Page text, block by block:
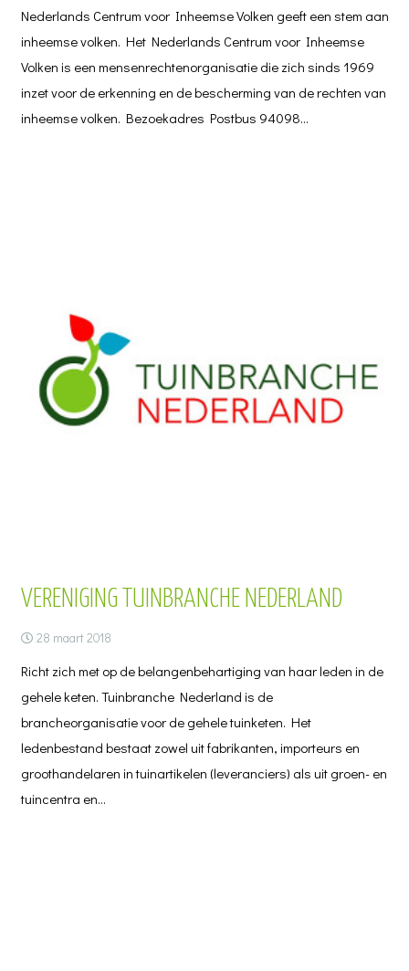
Nederlands Centrum voor Inheemse Volken geeft een stem aan
inheemse volken. Het Nederlands Centrum voor Inheemse
Volken is een mensenrechtenorganisatie die zich sinds 1969
inzet voor de erkenning en de bescherming van de rechten van
inheemse volken. Bezoekadres Postbus 94098…
VERENIGING TUINBRANCHE NEDERLAND
28 maart 2018
Richt zich met op de belangenbehartiging van haar leden in de
gehele keten. Tuinbranche Nederland is de
brancheorganisatie voor de gehele tuinketen. Het
ledenbestand bestaat zowel uit fabrikanten, importeurs en
groothandelaren in tuinartikelen (leveranciers) als uit groen- en
tuincentra en…